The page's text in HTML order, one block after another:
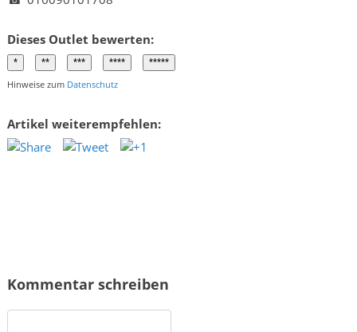
Dieses Outlet bewerten:
Hinweise zum Datenschutz
Artikel weiterempfehlen:
Kommentar schreiben